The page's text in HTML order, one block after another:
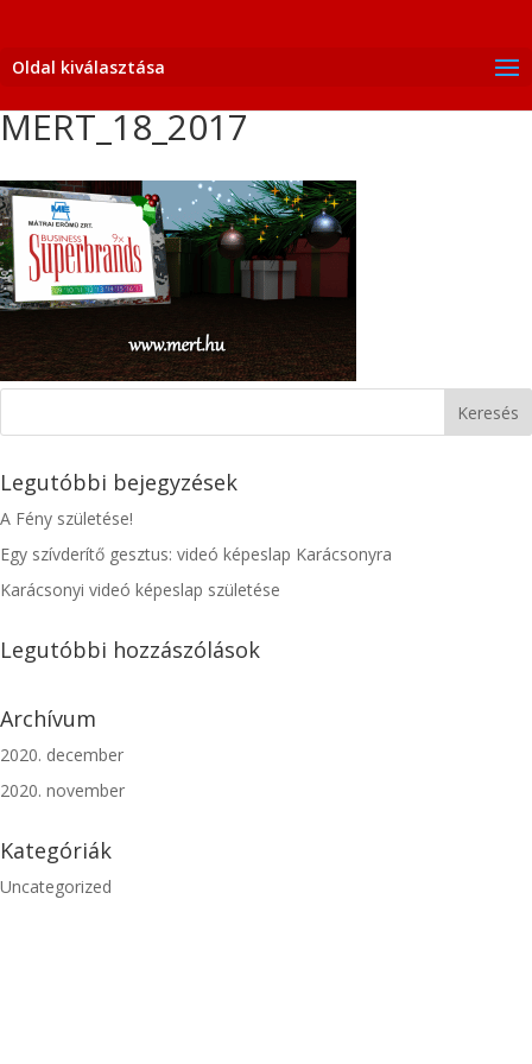
Oldal kiválasztása
MERT_18_2017
Legutóbbi bejegyzések
A Fény születése!
Egy szívderítő gesztus: videó képeslap Karácsonyra
Karácsonyi videó képeslap születése
Legutóbbi hozzászólások
Archívum
2020. december
2020. november
Kategóriák
Uncategorized